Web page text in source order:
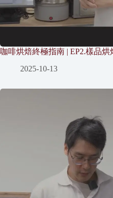
咖啡烘焙終極指南 | EP2.樣品烘
2025-10-13